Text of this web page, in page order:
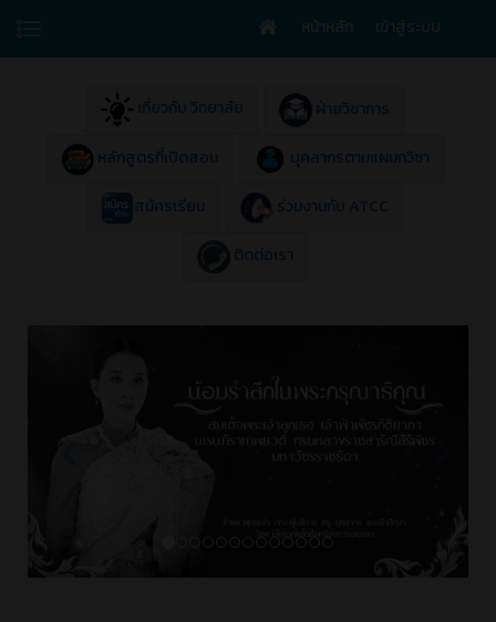
หน้าหลัก เข้าสู่ระบบ
เกี่ยวกับ วิทยาลัย ฝ่ายวิชาการ
หลักสูตรที่เปิดสอน บุคลากรตามแผนกวิชา
สมัครเรียน ร่วมงานกับ ATCC
ติดต่อเรา